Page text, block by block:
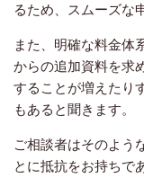
るため、スムーズな
また、明確な料金体
からの追加資料を求
することが増えたり
もあると聞きます。
ご相談者はそのよう
とに抵抗をお持ちで